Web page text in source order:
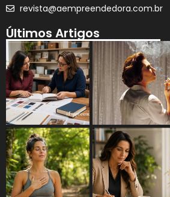
revista@aempreendedora.com.br
Últimos Artigos